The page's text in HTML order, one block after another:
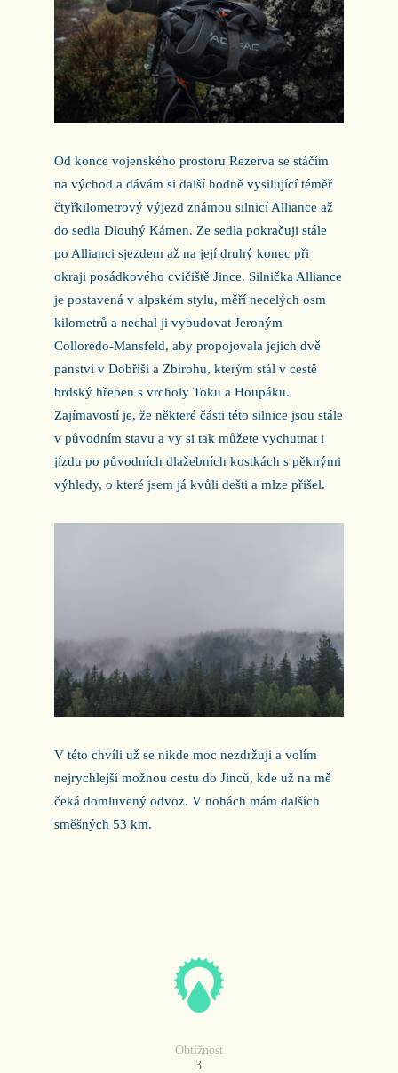
Od konce vojenského prostoru Rezerva se stáčím
na východ a dávám si další hodně vysilující téměř
čtyřkilometrový výjezd známou silnicí Alliance až
do sedla Dlouhý Kámen. Ze sedla pokračuji stále
po Allianci sjezdem až na její druhý konec při
okraji posádkového cvičiště Jince. Silnička Alliance
je postavená v alpském stylu, měří necelých osm
kilometrů a nechal ji vybudovat Jeroným
Colloredo-Mansfeld, aby propojovala jejich dvě
panství v Dobříši a Zbirohu, kterým stál v cestě
brdský hřeben s vrcholy Toku a Houpáku.
Zajímavostí je, že některé části této silnice jsou stále
v původním stavu a vy si tak můžete vychutnat i
jízdu po původních dlažebních kostkách s pěknými
výhledy, o které jsem já kvůli dešti a mlze přišel.
V této chvíli už se nikde moc nezdržuji a volím
nejrychlejší možnou cestu do Jinců, kde už na mě
čeká domluvený odvoz. V nohách mám dalších
směšných 53 km.
Obtížnost
3